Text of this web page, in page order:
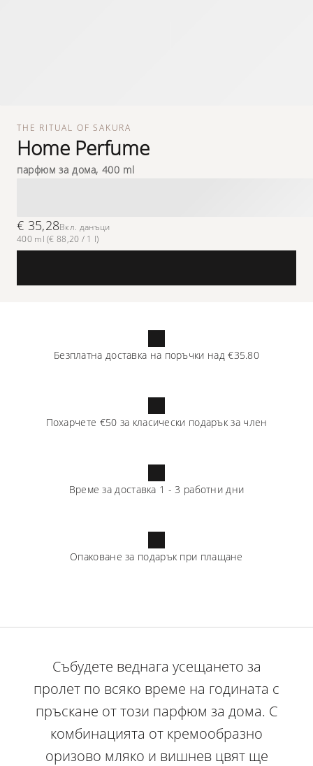
THE RITUAL OF SAKURA
Home Perfume
парфюм за дома, 400 ml
€ 35,28Вкл. данъци
400 ml (€ 88,20 / 1 l)
Безплатна доставка на поръчки над €35.80
Похарчете €50 за класически подарък за член
Време за доставка 1 - 3 работни дни
Опаковане за подарък при плащане
Събудете веднага усещането за
пролет по всяко време на годината с
пръскане от този парфюм за дома. С
комбинацията от кремообразно
оризово мляко и вишнев цвят ще